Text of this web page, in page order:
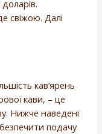
свіжою. Далі
кав’ярень
кави, – це
Нижче наведені
подачу